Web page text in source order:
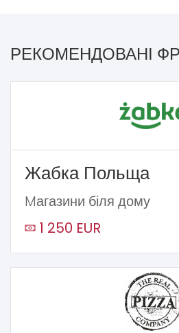
РЕКОМЕНДОВАНІ
Жабка Польща
Mагазини біля дому
1 250 EUR